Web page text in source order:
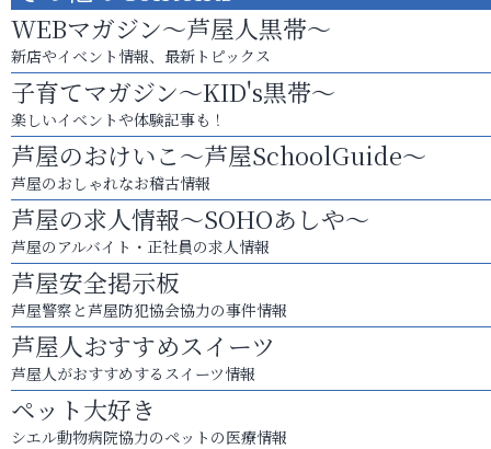
WEBマガジン～芦屋人黒帯～
新店やイベント情報、最新トピックス
子育てマガジン～KID's黒帯～
楽しいイベントや体験記事も！
芦屋のおけいこ～芦屋SchoolGuide～
芦屋のおしゃれなお稽古情報
芦屋の求人情報～SOHOあしや～
芦屋のアルバイト・正社員の求人情報
芦屋安全掲示板
芦屋警察と芦屋防犯協会協力の事件情報
芦屋人おすすめスイーツ
芦屋人がおすすめするスイーツ情報
ペット大好き
シエル動物病院協力のペットの医療情報